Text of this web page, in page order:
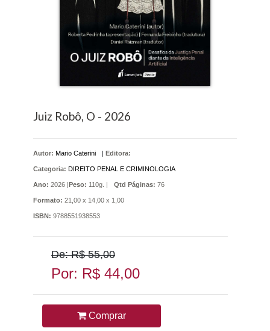
Juiz Robô, O - 2026
Autor: Mario Caterini | Editora:
Categoria: DIREITO PENAL E CRIMINOLOGIA
Ano: 2026 |Peso: 110g. | Qtd Páginas: 76
Formato: 21,00 x 14,00 x 1,00
ISBN: 9788551938553
De: R$ 55,00
Por: R$ 44,00
Comprar